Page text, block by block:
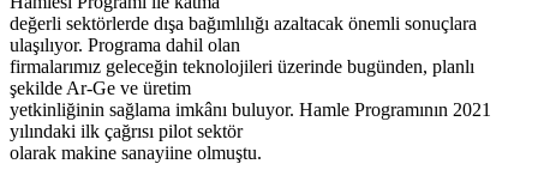
değerli sektörlerde dışa bağımlılığı azaltacak önemli sonuçlara
ulaşılıyor. Programa dahil olan
firmalarımız geleceğin teknolojileri üzerinde bugünden, planlı
şekilde Ar-Ge ve üretim
yetkinliğinin sağlama imkânı buluyor. Hamle Programının 2021
yılındaki ilk çağrısı pilot sektör
olarak makine sanayiine olmuştu.